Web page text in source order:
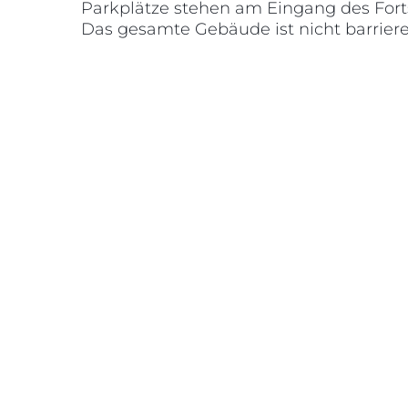
Parkplätze stehen am Eingang des
Das gesamte Gebäude ist nicht